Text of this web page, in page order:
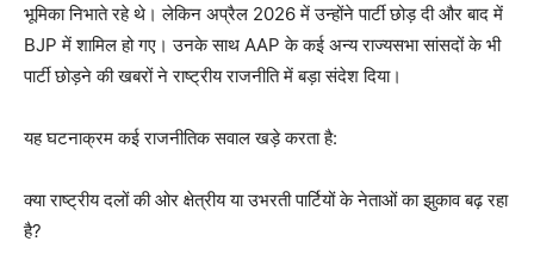
भूमिका निभाते रहे थे। लेकिन अप्रैल 2026 में उन्होंने पार्टी छोड़ दी और बाद में
BJP में शामिल हो गए। उनके साथ AAP के कई अन्य राज्यसभा सांसदों के भी
पार्टी छोड़ने की खबरों ने राष्ट्रीय राजनीति में बड़ा संदेश दिया।
यह घटनाक्रम कई राजनीतिक सवाल खड़े करता है:
क्या राष्ट्रीय दलों की ओर क्षेत्रीय या उभरती पार्टियों के नेताओं का झुकाव बढ़ रहा
है?